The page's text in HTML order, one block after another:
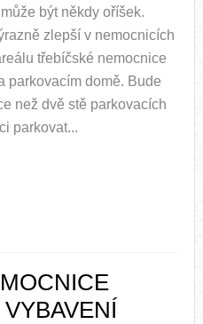
být někdy oříšek.
zlepší v nemocnicích
třebíčské nemocnice
parkovacím domě. Bude
než dvě stě parkovacích
parkovat...